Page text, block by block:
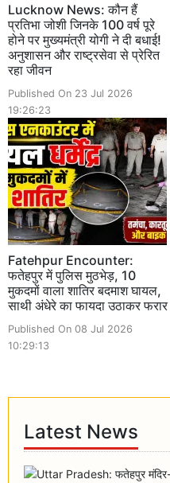
Lucknow News: कौन हैं
प्रतिभा जोशी जिनके 100 वर्ष पूरे
होने पर मुख्यमंत्री योगी ने दी बधाई!
अनुशासन और राष्ट्रसेवा से प्रेरित
रहा जीवन
Published On 23 Jul 2026
19:26:23
Fatehpur Encounter:
फतेहपुर में पुलिस मुठभेड़, 10
मुकदमों वाला शातिर बदमाश घायल,
साथी अंधेरे का फायदा उठाकर फरार
Published On 08 Jul 2026
10:29:13
Latest News